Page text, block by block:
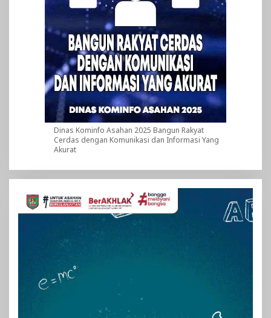
Dinas Kominfo Asahan 2025 Bangun Rakyat
Cerdas dengan Komunikasi dan Informasi Yang
Akurat
Pemutar
Video